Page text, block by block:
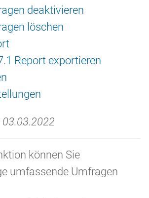
deaktivieren
löschen
Report exportieren
03.03.2022
können Sie
umfassende Umfragen